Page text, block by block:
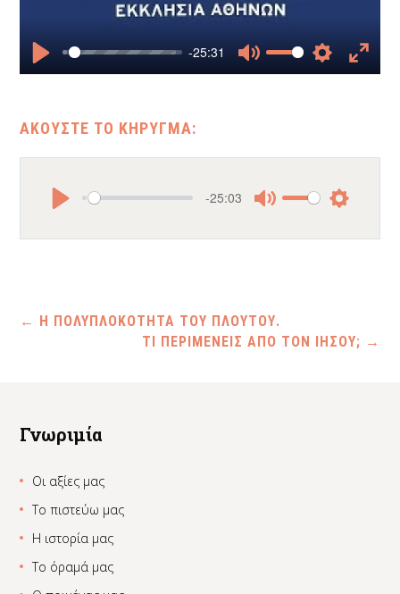
Play
-25:31
Mute
SettingsEnter
-25:03
← Η ΠΟΛΥΠΛΟΚΟΤΗΤΑ ΤΟΥ ΠΛΟΥΤΟΥ.
ΤΙ ΠΕΡΙΜΕΝΕΙΣ ΑΠΟ ΤΟΝ ΙΗΣΟΥ; →
Γνωριμία
Οι αξίες μας
Το πιστεύω μας
Η ιστορία μας
Το όραμά μας